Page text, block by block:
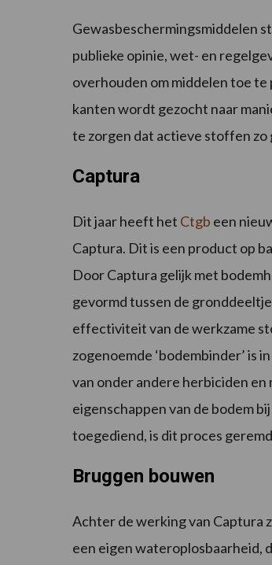
Gewasbeschermingsmiddelen
publieke opinie, wet- en
overhouden om middelen toe
kanten wordt gezocht naar
te zorgen dat actieve stoffen zo
Captura
Dit jaar heeft het Ctgb een
Captura. Dit is een product op
Door Captura gelijk met
gevormd tussen de
effectiviteit van de werkzame
zogenoemde ‘bodembinder’ is
van onder andere herbiciden
eigenschappen van de bodem
toegediend, is dit proces
Bruggen bouwen
Achter de werking van Captura
een eigen wateroplosbaarheid,